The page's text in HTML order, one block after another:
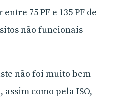
75 PF e 135 PF de
não funcionais
não foi muito bem
como pela ISO,